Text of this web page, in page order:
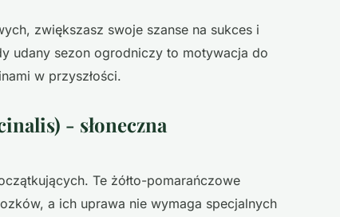
zwiększasz swoje szanse na sukces i
udany sezon ogrodniczy to motywacja do
w przyszłości.
- słoneczna
Te żółto-pomarańczowe
a ich uprawa nie wymaga specjalnych